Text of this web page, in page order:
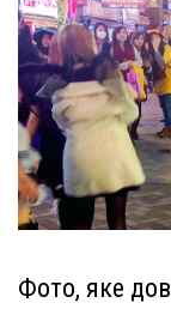
Фото, яке